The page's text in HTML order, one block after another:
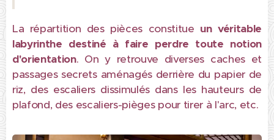
La répartition des pièces constitue un véritable
labyrinthe destiné à faire perdre toute notion
d'orientation. On y retrouve diverses caches et
passages secrets aménagés derrière du papier de
riz, des escaliers dissimulés dans les hauteurs de
plafond, des escaliers-pièges pour tirer à l'arc, etc.